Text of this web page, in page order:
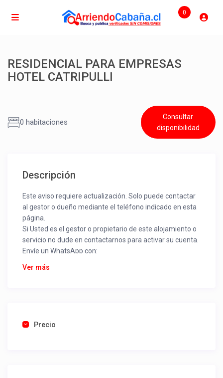
0
RESIDENCIAL PARA EMPRESAS
HOTEL CATRIPULLI
0 habitaciones
Consultar
disponibilidad
Descripción
Este aviso requiere actualización. Solo puede contactar
al gestor o dueño mediante el teléfono indicado en esta
página.
Si Usted es el gestor o propietario de este alojamiento o
servicio no dude en contactarnos para activar su cuenta.
Envíe un WhatsApp con:
Nombre alojamiento o servicio
Una foto de cuenta de luz o agua o gas que acredite
Ver más
Precio